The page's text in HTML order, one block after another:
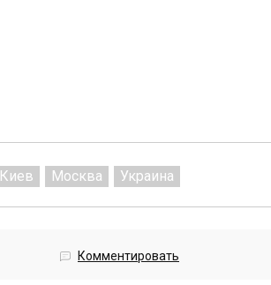
Киев Москва Украина
Комментировать